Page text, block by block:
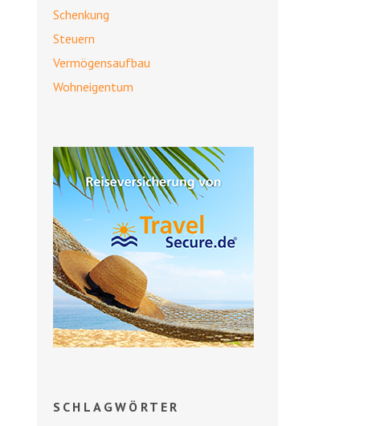
Schenkung
Steuern
Vermögensaufbau
Wohneigentum
SCHLAGWÖRTER